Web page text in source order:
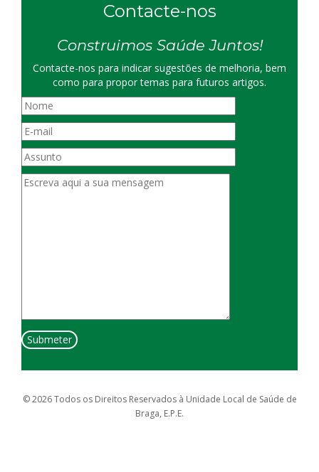
Contacte-nos
Construimos Saúde Juntos!
Contacte-nos para indicar sugestões de melhoria, bem
como para propor temas para futuros artigos.
© 2026 Todos os Direitos Reservados à Unidade Local de Saúde de
Braga, E.P.E.